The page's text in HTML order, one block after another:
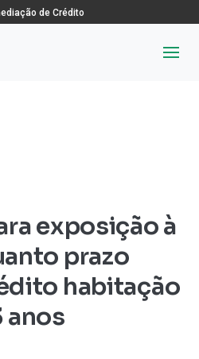
de Crédito
exposição à
prazo
habitação
anos